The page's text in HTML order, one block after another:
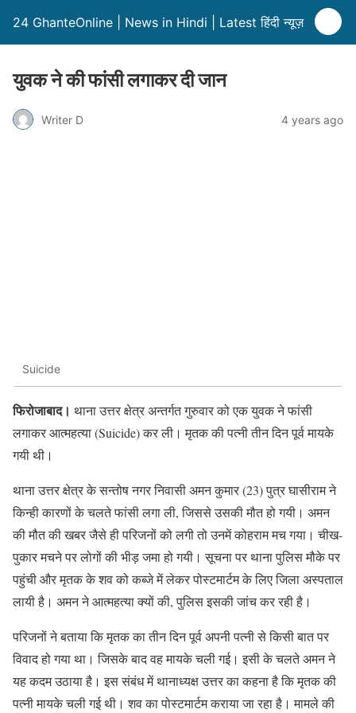
24 GhanteOnline | News in Hindi | Latest हिंदी न्यूज़
युवक ने की फांसी लगाकर दी जान
Writer D 4 years ago
Suicide
फिरोजाबाद। थाना उत्तर क्षेत्र अन्तर्गत गुरुवार को एक युवक ने फांसी
लगाकर आत्महत्या (Suicide) कर ली। मृतक की पत्नी तीन दिन पूर्व मायके
गयी थी।
थाना उत्तर क्षेत्र के सन्तोष नगर निवासी अमन कुमार (23) पुत्र घासीराम ने
किन्ही कारणों के चलते फांसी लगा ली, जिससे उसकी मौत हो गयी। अमन
की मौत की खबर जैसे ही परिजनों को लगी तो उनमें कोहराम मच गया। चीख-
पुकार मचने पर लोगों की भीड़ जमा हो गयी। सूचना पर थाना पुलिस मौके पर
पहुंची और मृतक के शव को कब्जे में लेकर पोस्टमार्टम के लिए जिला अस्पताल
लायी है। अमन ने आत्महत्या क्यों की, पुलिस इसकी जांच कर रही है।
परिजनों ने बताया कि मृतक का तीन दिन पूर्व अपनी पत्नी से किसी बात पर
विवाद हो गया था। जिसके बाद वह मायके चली गई। इसी के चलते अमन ने
यह कदम उठाया है। इस संबंध में थानाध्यक्ष उत्तर का कहना है कि मृतक की
पत्नी मायके चली गई थी। शव का पोस्टमार्टम कराया जा रहा है। मामले की